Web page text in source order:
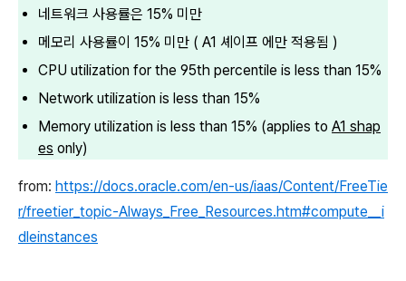
네트워크 사용률은 15% 미만
메모리 사용률이 15% 미만 ( A1 셰이프 에만 적용됨 )
CPU utilization for the 95th percentile is less than 15%
Network utilization is less than 15%
Memory utilization is less than 15% (applies to A1 shap
es only)
from: https://docs.oracle.com/en-us/iaas/Content/FreeTie
r/freetier_topic-Always_Free_Resources.htm#compute__i
dleinstances